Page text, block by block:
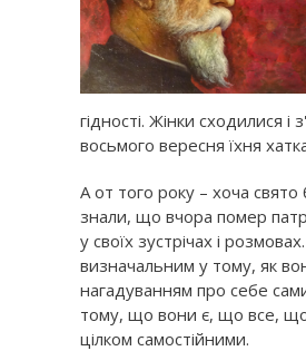
гідності. Жінки сходилися
восьмого вересня їхня
А от того року – хоча
знали, що вчора помер
у своїх зустрічах і
визначальним у тому, як
нагадуванням про себе
тому, що вони є, що все, що
цілком самостійними.